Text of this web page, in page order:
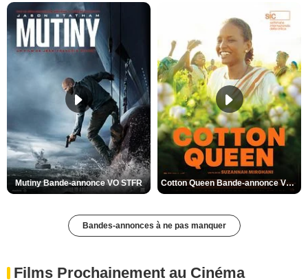
Mutiny Bande-annonce VO STFR Cotton Queen Bande-annonce VO STFR
Bandes-annonces à ne pas manquer
Films Prochainement au Cinéma